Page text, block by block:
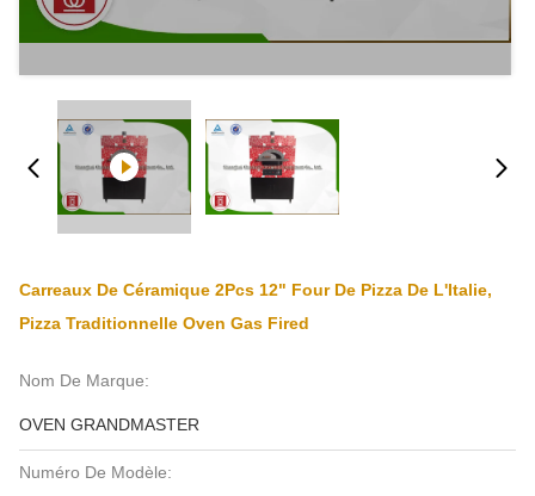
Carreaux De Céramique 2Pcs 12" Four De Pizza De L'Italie,
Pizza Traditionnelle Oven Gas Fired
Nom De Marque:
OVEN GRANDMASTER
Numéro De Modèle: